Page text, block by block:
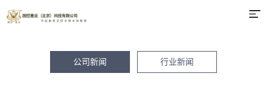
公司新闻 行业新闻